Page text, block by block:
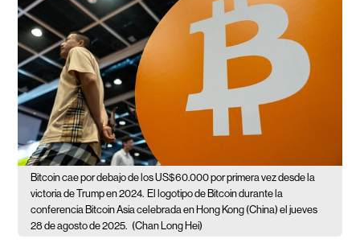
Bitcoin cae por debajo de los US$60.000 por primera vez desde la
victoria de Trump en 2024. El logotipo de Bitcoin durante la
conferencia Bitcoin Asia celebrada en Hong Kong (China) el jueves
28 de agosto de 2025. (Chan Long Hei)